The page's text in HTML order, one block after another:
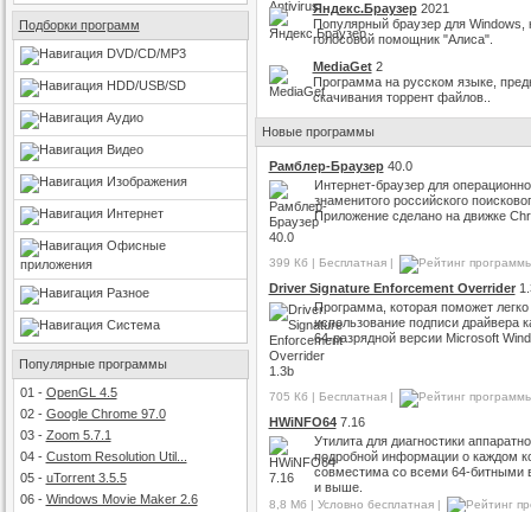
Подборки программ
DVD/CD/MP3
HDD/USB/SD
Аудио
Видео
Изображения
Интернет
Офисные
приложения
Разное
Система
Популярные программы
01 - OpenGL 4.5
02- Google Chrome 97.0
03- Zoom 5.7.1
04- Custom Resolution Util...
05- uTorrent 3.5.5
06- Windows Movie Maker 2.6
Яндекс.Браузер2021
Популярный браузер для Windows,
голосовой помощник "Алиса".
MediaGet2
Программа на русском языке,
скачивания торрент файлов..
Новые программы
Рамблер-Браузер40.0
Интернет-браузер для
знаменитого российского
Приложение сделано на движке
399 Кб | Бесплатная |
Driver Signature Enforcement Overrider
Программа, которая поможет
использование подписи драйвера
64-разрядной версии Microsoft
705 Кб | Бесплатная |
HWiNFO647.16
Утилита для диагностики
подробной информации о каждом
совместима со всеми 64-битными
и выше.
8,8 Мб | Условно бесплатная |